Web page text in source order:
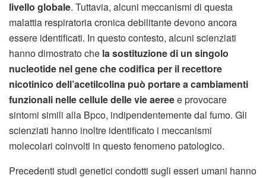
livello globale. Tuttavia, alcuni meccanismi di questa
malattia respiratoria cronica debilitante devono ancora
essere identificati. In questo contesto, alcuni scienziati
hanno dimostrato che la sostituzione di un singolo
nucleotide nel gene che codifica per il recettore
nicotinico dell’acetilcolina può portare a cambiamenti
funzionali nelle cellule delle vie aereee provocare
sintomi simili alla Bpco, indipendentemente dal fumo. Gli
scienziati hanno inoltre identificato i meccanismi
molecolari coinvolti in questo fenomeno patologico.
Precedenti studi genetici condotti sugli esseri umani hanno